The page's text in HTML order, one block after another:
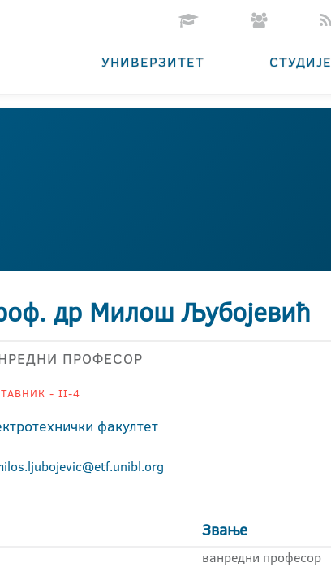
УНИВЕРЗИТЕТ СТУДИЈЕ
др Милош Љубојевић
ПРОФЕСОР
- II-4
факултет
Звање
ванредни професор